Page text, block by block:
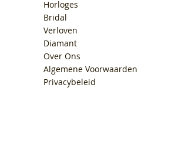
Horloges
Bridal
Verloven
Diamant
Over Ons
Algemene Voorwaarden
Privacybeleid